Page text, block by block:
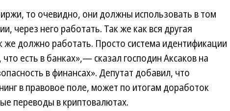
то очевидно, они должны использовать в том
через него работать. Так же как вся другая
же должно работать. Просто система идентификации
есть в банках»,— сказал господин Аксаков на
в финансах». Депутат добавил, что
в правовое поле, может по итогам доработок
переводы в криптовалютах.